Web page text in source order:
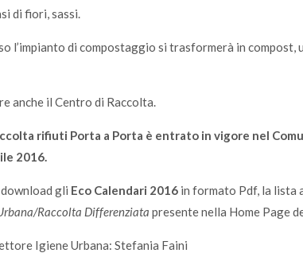
di fiori, sassi.
l’impianto di compostaggio si trasformerà in compost,
anche il Centro di Raccolta.
rifiuti Porta a Porta è entrato in vigore nel
2016.
gli Eco Calendari 2016 in formato Pdf, la lista
Raccolta Differenziata presente nella Home Page
Igiene Urbana: Stefania Faini